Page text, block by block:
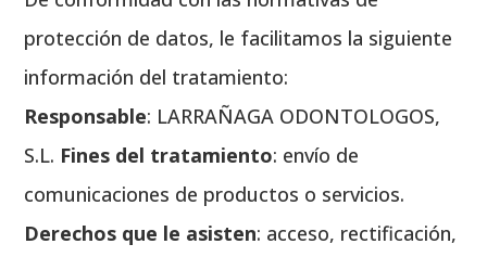
protección de datos, le facilitamos la siguiente
información del tratamiento:
Responsable: LARRAÑAGA ODONTOLOGOS,
S.L. Fines del tratamiento: envío de
comunicaciones de productos o servicios.
Derechos que le asisten: acceso, rectificación,